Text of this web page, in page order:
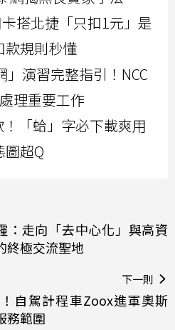
搭北捷「只扣1元」是
款規則秒懂
演習完整指引！NCC
理重要工作
「蛤」字必下載爽用
超Q
：走向「去中心化」與高資
終極交流聖地
下一則
自駕計程車Zoox進軍奧斯
務範圍